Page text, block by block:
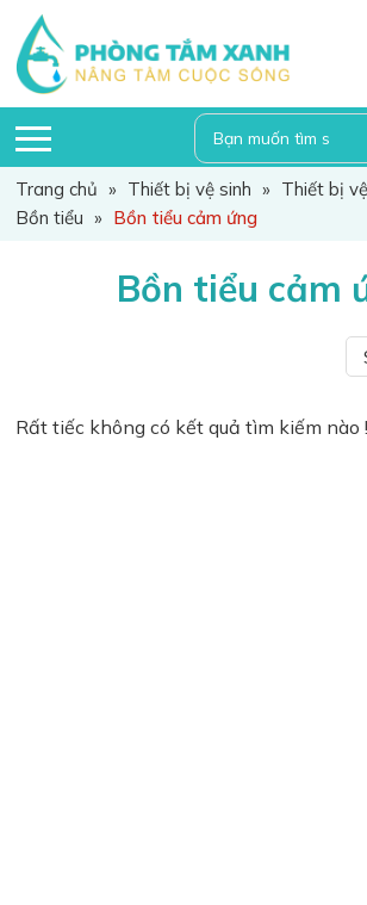
Trang chủ » Thiết bị vệ sinh » Thiết bị
Bồn tiểu » Bồn tiểu cảm ứng
Bồn tiểu cảm
Rất tiếc không có kết quả tìm kiếm nào !